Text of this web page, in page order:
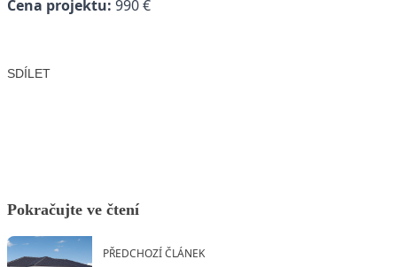
Cena projektu: 990 €
SDÍLET
Pokračujte ve čtení
PŘEDCHOZÍ ČLÁNEK